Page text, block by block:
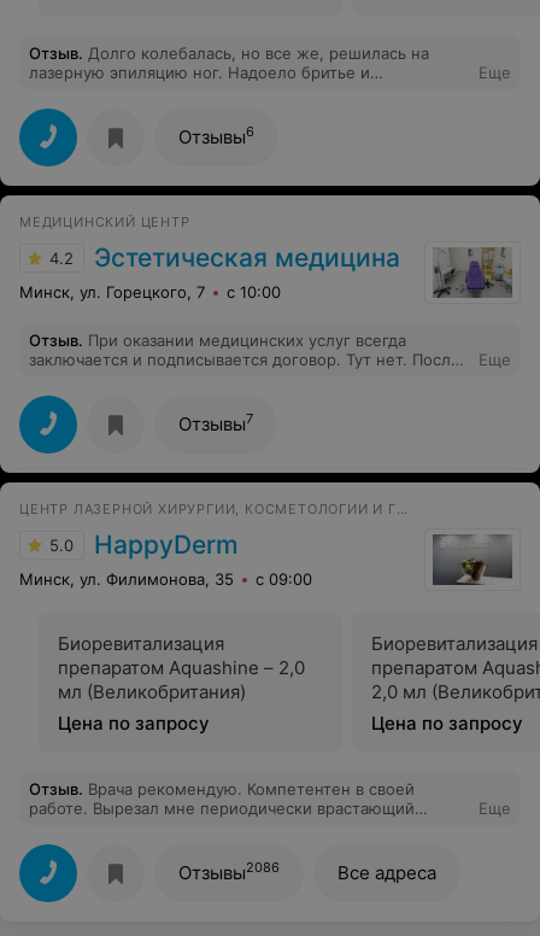
Отзыв. Долго колебалась, но все же, решилась на
лазерную эпиляцию ног. Надоело бритье и
процедуру. Очень переживала, что будет больно, но, к
счастью, умелые руки врача NewSkin помогли мне
избавиться и от лишней растительности, и от страхов
перед лазерной эпиляцией. Огромное спасибо
клинике!
Еще
Отзывы6
МЕДИЦИНСКИЙ ЦЕНТР
4.2 Эстетическая медицина
Минск, ул. Горецкого, 7 с 10:00
Отзыв. При оказании медицинских услуг всегда
заключается и подписывается договор. Тут нет. После
перчатки и ватки оказались бесплатны)
Отвратительное место!
Еще
Отзывы7
ЦЕНТР ЛАЗЕРНОЙ ХИРУРГИИ, КОСМЕТОЛОГИИ И ГИНЕКОЛОГИИ
5.0 HappyDerm
Минск, ул. Филимонова, 35 с 09:00
Биоревитализация
препаратом Aquashine – 2,0
мл (Великобритания)
Цена по запросу
Биоревитализация
препаратом
2,0 мл
Цена по запросу
Отзыв. Врача рекомендую. Компетентен в своей
работе. Вырезал мне периодически врастающий
больше беспокоить не будет.
Еще
Отзывы2086 Все адреса